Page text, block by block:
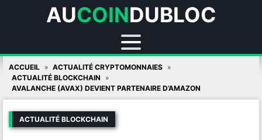
AUCOINDUBLOC
Skip
content
ACCUEIL
ACTUALITÉ CRYPTOMONNAIES
ACTUALITÉ BLOCKCHAIN
AVALANCHE (AVAX) DEVIENT PARTENAIRE D’AMAZON
ACTUALITÉ BLOCKCHAIN